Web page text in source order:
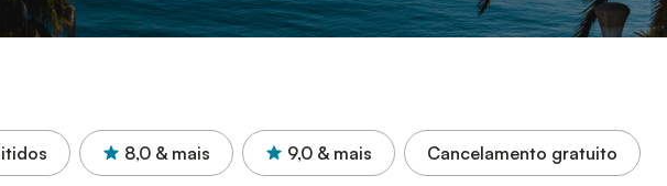
8,0 & mais 9,0 & mais Cancelamento gratuito